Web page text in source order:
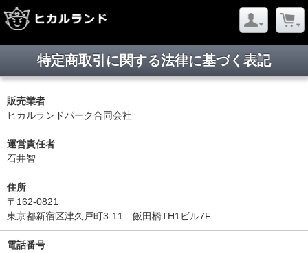
特定商取引に関する法律に基づく表記
販売業者
ヒカルランドパーク合同会社
運営責任者
石井智
住所
〒162-0821
東京都新宿区津久戸町3-11 飯田橋TH1ビル7F
電話番号